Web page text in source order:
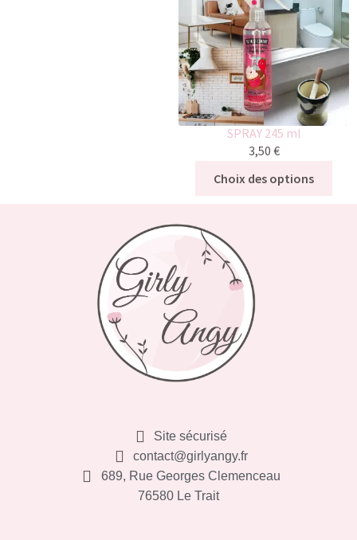
SPRAY 245 ml
3,50 €
Choix des options
Site sécurisé
contact@girlyangy.fr
689, Rue Georges Clemenceau
76580 Le Trait